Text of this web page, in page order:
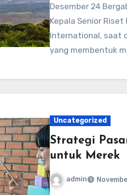
Desember 24
Kepala Senior
International, saat
yang membentuk
Uncategorized
Strategi
untuk Merek
admin